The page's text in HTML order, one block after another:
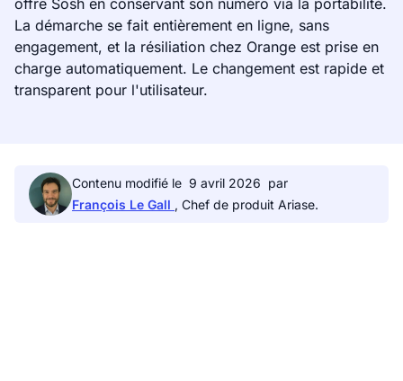
La démarche se fait entièrement en ligne, sans
engagement, et la résiliation chez Orange est prise en
charge automatiquement. Le changement est rapide et
transparent pour l'utilisateur.
Contenu modifié le 9 avril 2026 par
François Le Gall , Chef de produit Ariase.